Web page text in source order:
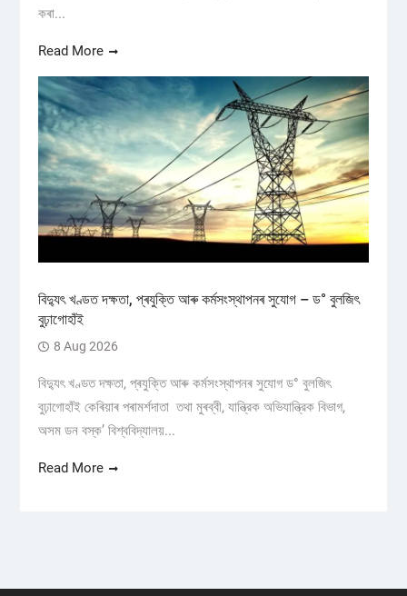
কৰা...
Read More
বিদ্যুৎ খণ্ডত দক্ষতা, প্ৰযুক্তি আৰু কৰ্মসংস্থাপনৰ সুযোগ – ড° বুলজিৎ
বুঢ়াগোহাঁই
8 Aug 2026
বিদ্যুৎ খণ্ডত দক্ষতা, প্ৰযুক্তি আৰু কৰ্মসংস্থাপনৰ সুযোগ ড° বুলজিৎ
বুঢ়াগোহাঁই কেৰিয়াৰ পৰামৰ্শদাতা তথা মুৰব্বী, যান্ত্রিক অভিযান্ত্রিক বিভাগ,
অসম ডন বস্ক’ বিশ্ববিদ্যালয়...
Read More